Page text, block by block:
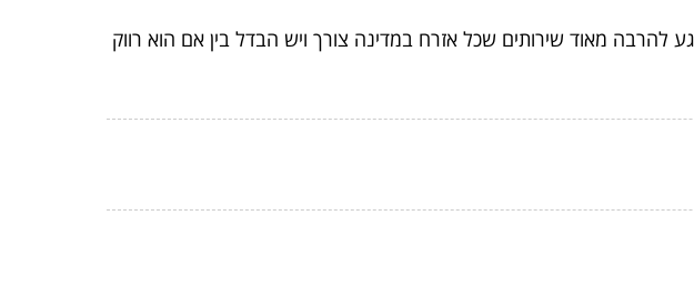
מאוד שירותים שכל אזרח במדינה צורך ויש הבדל בין אם הוא רווק